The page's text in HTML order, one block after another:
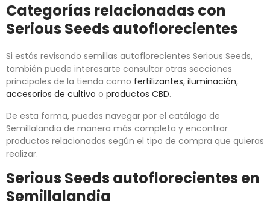
Categorías relacionadas con
Serious Seeds autoflorecientes
Si estás revisando semillas autoflorecientes Serious Seeds,
también puede interesarte consultar otras secciones
principales de la tienda como fertilizantes, iluminación,
accesorios de cultivo o productos CBD.
De esta forma, puedes navegar por el catálogo de
Semillalandia de manera más completa y encontrar
productos relacionados según el tipo de compra que quieras
realizar.
Serious Seeds autoflorecientes en
Semillalandia